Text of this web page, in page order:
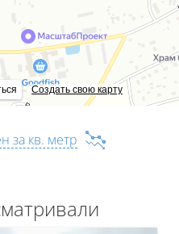
Создать свою карту
за кв. метр